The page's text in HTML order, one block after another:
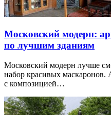
Московский модерн:
по лучшим зданиям
Московский модерн лучше
набор красивых маскаронов.
с композицией…